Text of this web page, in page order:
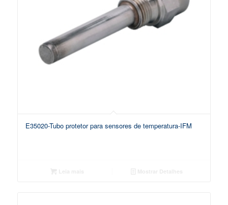
E35020-Tubo protetor para sensores de temperatura-IFM